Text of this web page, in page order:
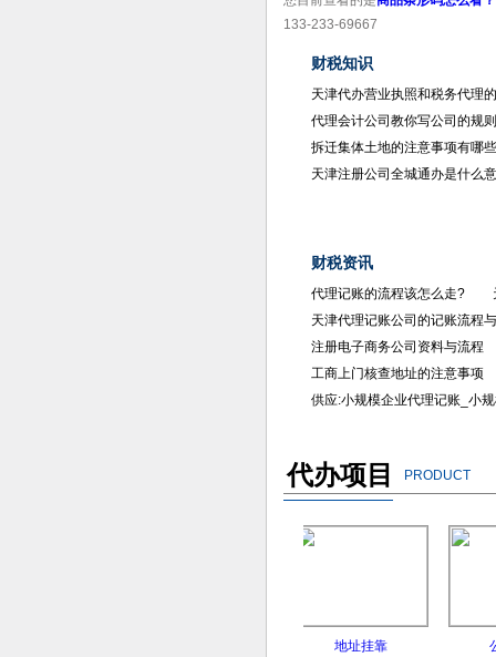
133-233-69667
财税知识
天津代办营业执照和税务代理
代理会计公司教你写公司的规
拆迁集体土地的注意事项有哪些
天津注册公司全城通办是什么
财税资讯
代理记账的流程该怎么走?
天津代理记账公司的记账流程
注册电子商务公司资料与流程
工商上门核查地址的注意事项
供应:小规模企业代理记账_小
代办项目 PRODUCT
地址挂靠 公司